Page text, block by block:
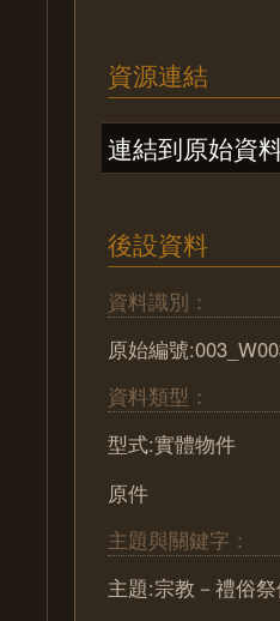
資源連結
連結到原始資
後設資料
資料識別：
原始編號
資料類型：
型式:實體物件
原件
主題與關鍵字：
主題:宗教－禮俗